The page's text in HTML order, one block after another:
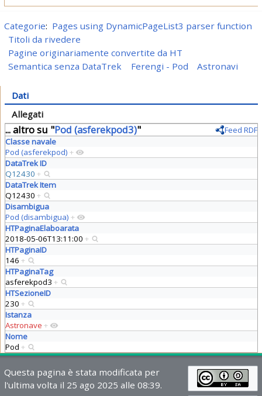
Categorie: Pages using DynamicPageList3 parser function
Titoli da rivedere
Pagine originariamente convertite da HT
Semantica senza DataTrek
Ferengi - Pod Astronavi
Dati
Allegati
... altro su "Pod (asferekpod3)"
Feed RDF
Classe navale
Pod (asferekpod) +
DataTrek ID
Q12430 +
DataTrek Item
Q12430 +
Disambigua
Pod (disambigua) +
HTPaginaElaboarata
2018-05-06T13:11:00 +
HTPaginaID
146 +
HTPaginaTag
asferekpod3 +
HTSezioneID
230 +
Istanza
Astronave +
Nome
Pod +
Questa pagina è stata modificata per
l'ultima volta il 25 ago 2025 alle 08:39.